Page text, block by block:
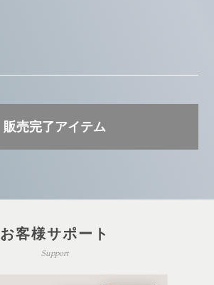
販売完了アイテム
お客様サポート
Support